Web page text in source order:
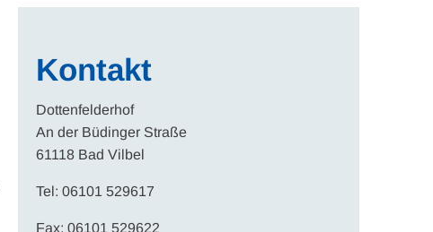
Kontakt
Dottenfelderhof
An der Büdinger Straße
61118 Bad Vilbel
Tel: 06101 529617
Fax: 06101 529622